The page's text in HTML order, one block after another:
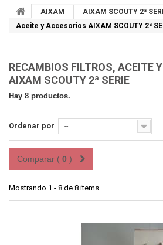
AIXAM AIXAM SCOUTY 2ª
Aceite y Accesorios AIXAM SCOUTY 2ª
RECAMBIOS FILTROS, ACEITE
AIXAM SCOUTY 2ª SERIE
Hay 8 productos.
Ordenar por --
Comparar ( 0 )
Mostrando 1 - 8 de 8 items